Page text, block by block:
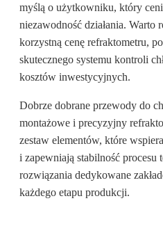
myślą o użytkowniku, który ceni
niezawodność działania. Warto
korzystną cenę refraktometru,
skutecznego systemu kontroli
kosztów inwestycyjnych.
Dobrze dobrane przewody do
montażowe i precyzyjny
zestaw elementów, które
i zapewniają stabilność procesu
rozwiązania dedykowane
każdego etapu produkcji.